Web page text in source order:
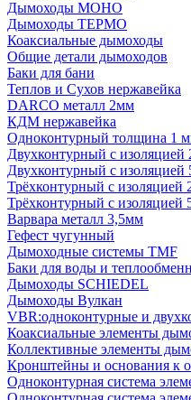
Дымоходы МОНО
Дымоходы ТЕРМО
Коаксиальные дымоходы
Общие детали дымоходов
Баки для бани
Теплов и Сухов нержавейка
DARCO металл 2мм
КДМ нержавейка
Одноконтурный толщина 1
Двухконтурный с изоляцией
Двухконтурный с изоляцией
Трёхконтурный с изоляцией
Трёхконтурный с изоляцией
Варвара металл 3,5мм
Гефест чугунный
Дымоходные системы TMF
Баки для воды и
Дымоходы SCHIEDEL
Дымоходы Вулкан
VBR:одноконтурные и
Коаксиальные элементы
Коллективные элементы
Кронштейны и основания к
Одноконтурная система